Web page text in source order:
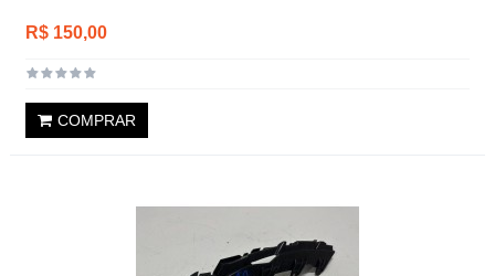
R$ 150,00
COMPRAR